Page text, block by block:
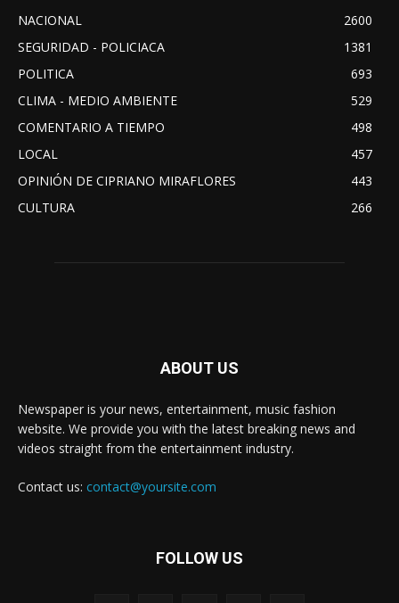
NACIONAL
2600
SEGURIDAD - POLICIACA
1381
POLITICA
693
CLIMA - MEDIO AMBIENTE
529
COMENTARIO A TIEMPO
498
LOCAL
457
OPINIÓN DE CIPRIANO MIRAFLORES
443
CULTURA
266
ABOUT US
Newspaper is your news, entertainment, music fashion
website. We provide you with the latest breaking news and
videos straight from the entertainment industry.
Contact us: contact@yoursite.com
FOLLOW US